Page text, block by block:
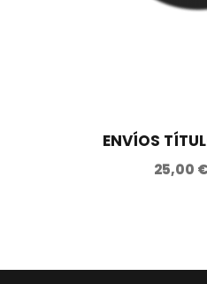
ENVÍOS
25,00